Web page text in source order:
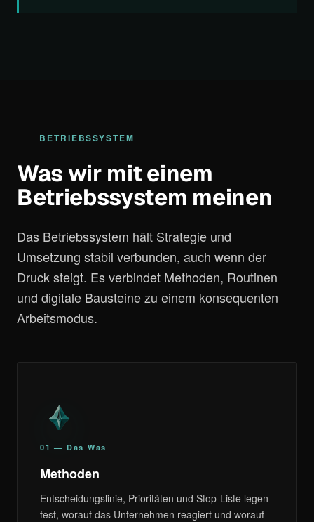
BETRIEBSSYSTEM
Was wir mit einem
Betriebssystem meinen
Das Betriebssystem hält Strategie und
Umsetzung stabil verbunden, auch wenn der
Druck steigt. Es verbindet Methoden, Routinen
und digitale Bausteine zu einem konsequenten
Arbeitsmodus.
01 — Das Was
Methoden
Entscheidungslinie, Prioritäten und Stop-Liste legen
fest, worauf das Unternehmen reagiert und worauf